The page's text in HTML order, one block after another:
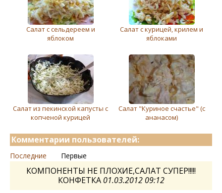
Салат с сельдереем и
яблоком
Салат с курицей, крилем и
яблоками
Cалат из пекинской капусты с
копченой курицей
Салат "Куриное счастье" (с
ананасом)
Комментарии пользователей:
Последние Первые
КОМПОНЕНТЫ НЕ ПЛОХИЕ,САЛАТ СУПЕР!!!!!
КОНФЕТКА 01.03.2012 09:12